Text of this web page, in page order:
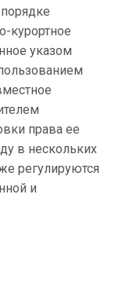
курортное
указом
права ее
в нескольких
регулируются
и